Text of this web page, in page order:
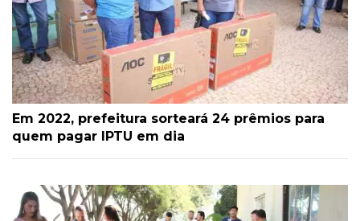
Em 2022, prefeitura sorteará 24 prêmios para
quem pagar IPTU em dia